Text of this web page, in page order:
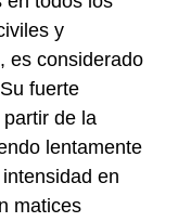
y
es considerado
fuerte
de la
lentamente
en
matices